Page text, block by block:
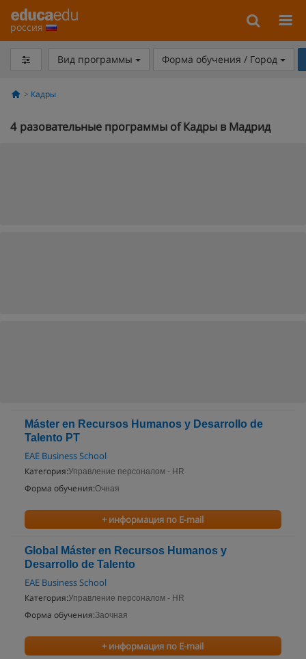
россия
Вид программы Форма обучения / Город
Кадры
4 разовательные программы of Кадры в Мадрид
Máster en Recursos Humanos y Desarrollo de
Talento PT
EAE Business School
Категория:Управление персоналом - HR
Форма обучения:Очная
+ информация по E-mail
Global Máster en Recursos Humanos y
Desarrollo de Talento
EAE Business School
Категория:Управление персоналом - HR
Форма обучения:Заочная
+ информация по E-mail